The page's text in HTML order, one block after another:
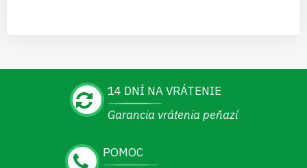
14 DNÍ NA VRÁTENIE
Garancia vrátenia peňazí
POMOC